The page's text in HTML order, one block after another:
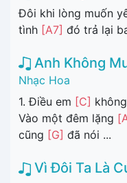
Đôi khi lòng muốn
tình [A7] đó trả lại
Anh Không
Nhạc Hoa
1. Điều em [C]
Vào một đêm lặng
cũng [G] đã nói ...
Vì Đôi Ta Là